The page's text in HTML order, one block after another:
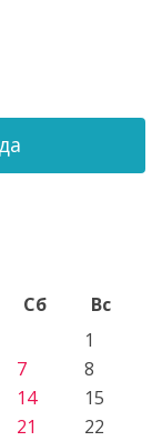
Сб
Вс
1
7
8
14
15
21
22